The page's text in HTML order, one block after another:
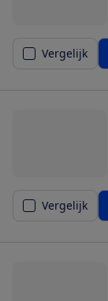
Vergelijk
Vergelijk